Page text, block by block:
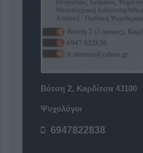
Βότση 2, Καρδίτσα 43100
Ψυχολόγοι
6947822838